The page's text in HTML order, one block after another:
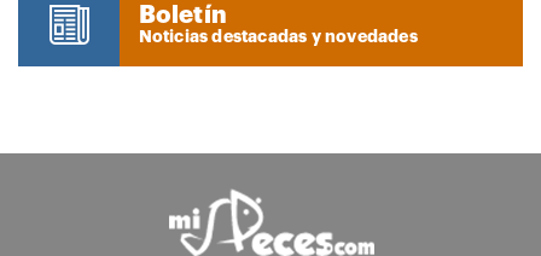
Boletín
Noticias destacadas y novedades